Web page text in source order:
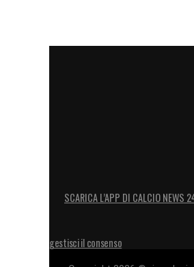
SCARICA L’APP DI CALCIO NEWS
gestisci il consenso